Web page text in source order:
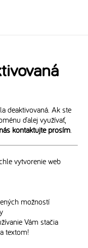
deaktivovaná. Ak ste
ďalej využívať,
nás kontaktujte prosím.
vytvorenie web
možností
Vám stačia
textom!